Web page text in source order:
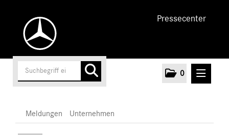
Pressecenter
0
Meldungen Unternehmen